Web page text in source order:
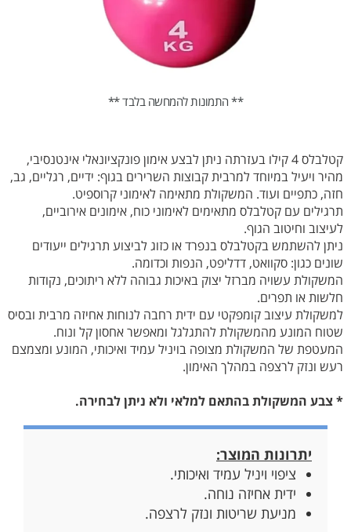
** התמונות להמחשה בלבד **
קטלבלס 4 קילו בעזרתה ניתן לבצע אימון פונקציונאלי אינטנסיבי,
מהיר ויעיל במיוחד למרבית קבוצות השרירים בגוף: ידיים, רגליים, גב,
חזה, כתפיים ועוד. המשקולת מתאימה לאימוני קרוספיט.
תרגילים עם קטלבלס מתאימים לאימוני כוח, אימונים אירוביים,
לעיצוב וחיטוב הגוף.
ניתן להשתמש בקטלבלס בנפרד או כזוג לביצוע תרגילים ייעודים
שונים כגון: סקוואט, דדליפט, הנפות וכדומה.
המשקולת עשויה מברזל יצוק באיכות גבוהה ללא ריתוכים, נקודות
חלשות או תפרים.
למשקולת עיצוב קומפקטי עם ידית רחבה לנוחות אחיזה מרבית ובסיס
שטוח המונע מהמשקולת להתגלגל ומאפשר אחסון קל ונוח.
המעטפת של המשקולת מצופה בויניל עמיד ואיכותי, המונע ומצמצם
רעש ונזק לרצפה במהלך האימון.
* צבע המשקולת בהתאם למלאי ולא ניתן לבחירה.
יתרונות המוצר:
ציפוי ויניל עמיד ואיכותי.
ידית אחיזה נוחה.
מניעת שריטות ונזק לרצפה.